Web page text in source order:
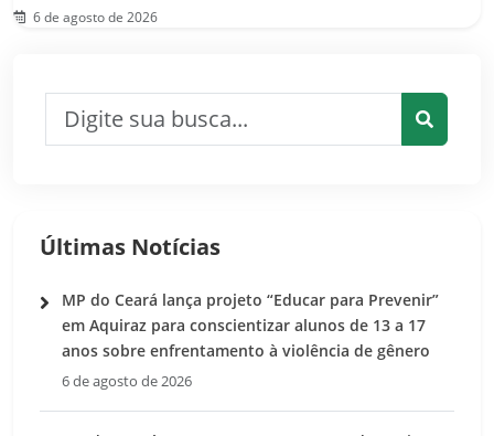
6 de agosto de 2026
Últimas Notícias
MP do Ceará lança projeto “Educar para Prevenir”
em Aquiraz para conscientizar alunos de 13 a 17
anos sobre enfrentamento à violência de gênero
6 de agosto de 2026